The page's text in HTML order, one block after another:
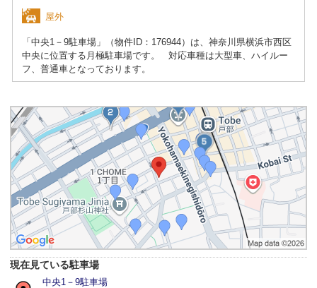
屋外
「中央1－9駐車場」（物件ID：176944）は、神奈川県横浜市西区
中央に位置する月極駐車場です。 対応車種は大型車、ハイルー
フ、普通車となっております。
現在見ている駐車場
中央1－9駐車場